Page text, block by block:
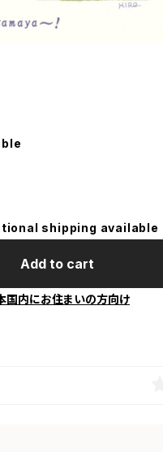
shipping available
Add to cart
国内にお住まいの方向け